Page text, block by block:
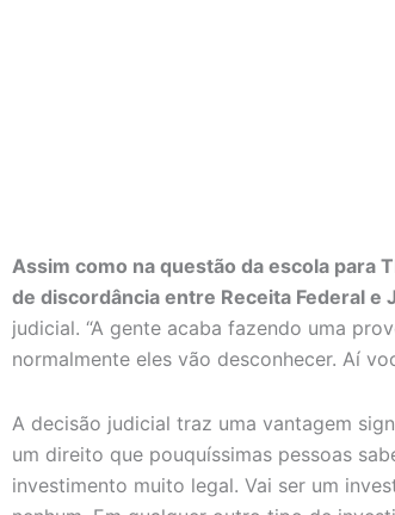
Assim como na questão da escola para
de discordância entre Receita Federal e
judicial. “A gente acaba fazendo uma
normalmente eles vão desconhecer. Aí
A decisão judicial traz uma vantagem
um direito que pouquíssimas pessoas
investimento muito legal. Vai ser um